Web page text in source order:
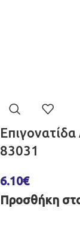
83031
6.10€
Προσθήκη